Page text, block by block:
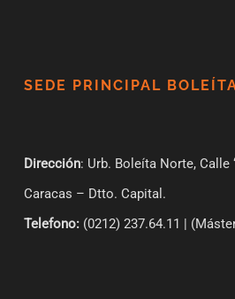
SEDE PRINCIPAL
Dirección: Urb. Boleíta Norte, Calle
Caracas – Dtto. Capital.
Telefono:(0212) 237.64.11 |